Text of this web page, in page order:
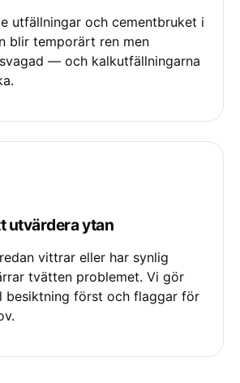
utfällningar och cementbruket i
blir temporärt ren men
— och kalkutfällningarna
utvärdera ytan
vittrar eller har synlig
tvätten problemet. Vi gör
besiktning först och flaggar för